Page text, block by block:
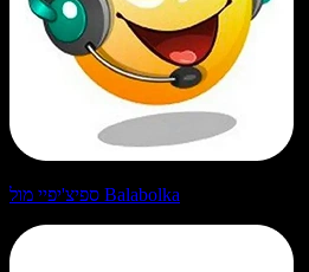
ספיצ'יפיי מול Balabolka